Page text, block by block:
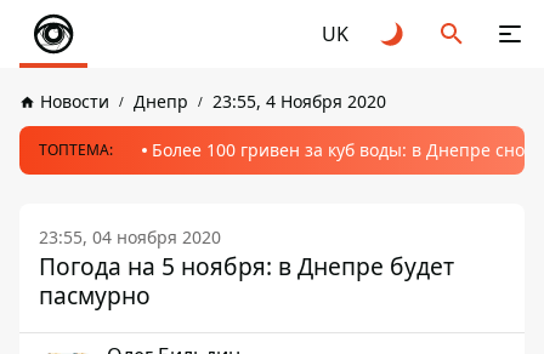
UK
Новости Днепр 23:55, 4 Ноября 2020
ТОПТЕМА: Более 100 гривен за куб воды: в Днепре
23:55, 04 ноября 2020
Погода на 5 ноября: в Днепре будет
пасмурно